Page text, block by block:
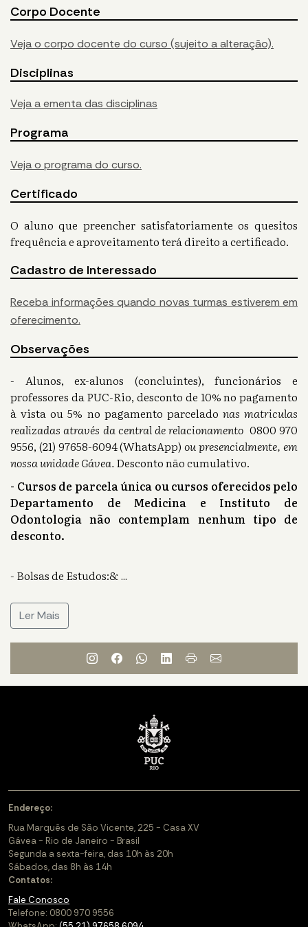
Corpo Docente
Veja o corpo docente do curso (sujeito a alteração).
Disciplinas
Veja a ementa das disciplinas
Programa
Veja o programa do curso.
Certificado
O aluno que preencher satisfatoriamente os quesitos
frequência e aproveitamento terá direito a certificado.
Cadastro de Interessado
Receba informações quando novas turmas estiverem em
oferecimento.
Observações
- Alunos, ex-alunos (concluintes), funcionários e
professores da PUC-Rio, desconto de 10% no pagamento
à vista ou 5% no pagamento parcelado nas matriculas
realizadas através da central de relacionamento 0800 970
9556, (21) 97658-6094 (WhatsApp)ou presencialmente, em
nossa unidade Gávea.Desconto não cumulativo.
- Cursos de parcela única ou cursos oferecidos pelo
Departamento de Medicina e Instituto de
Odontologia não contemplam nenhum tipo de
desconto.
- Bolsas de Estudos:&...
Ler Mais
Endereço:
Rua Marquês de São Vicente, 225 - Casa XV
Gávea - Rio de Janeiro - Brasil
Segunda a sexta-feira, das 10h às 20h
Sábados, das 8h às 14h
Contatos:
Fale Conosco
Telefone: 0800 970 9556